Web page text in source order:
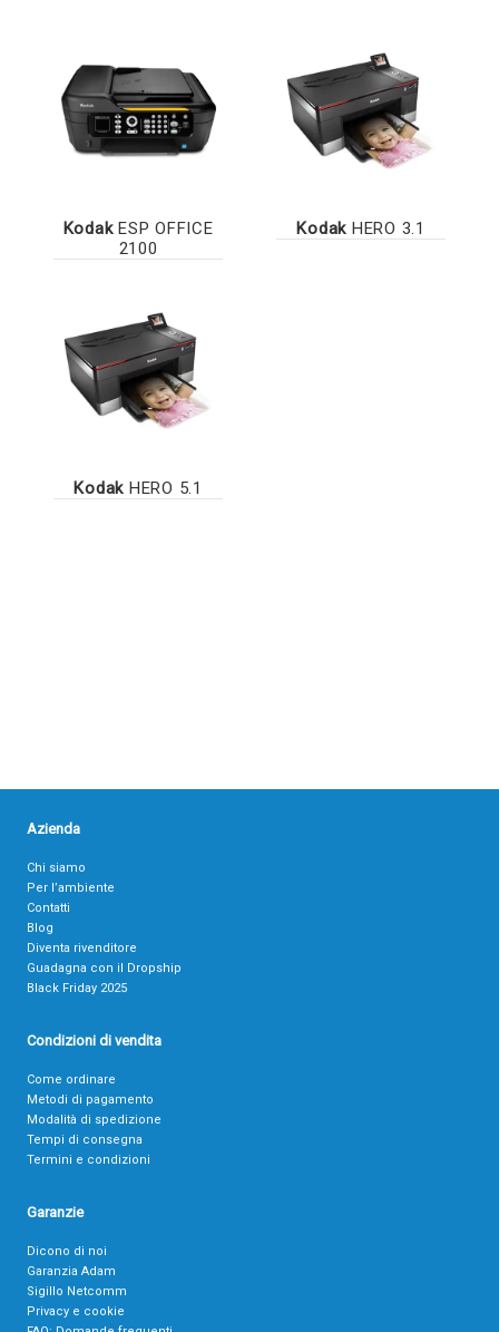
KodakESP OFFICE
2100
Kodak HERO 3.1
Kodak HERO 5.1
Azienda
Chi siamo
Per l’ambiente
Contatti
Blog
Diventa rivenditore
Guadagna con il Dropship
Black Friday 2025
Condizioni di vendita
Come ordinare
Metodi di pagamento
Modalità di spedizione
Tempi di consegna
Termini e condizioni
Garanzie
Dicono di noi
Garanzia Adam
Sigillo Netcomm
Privacy e cookie